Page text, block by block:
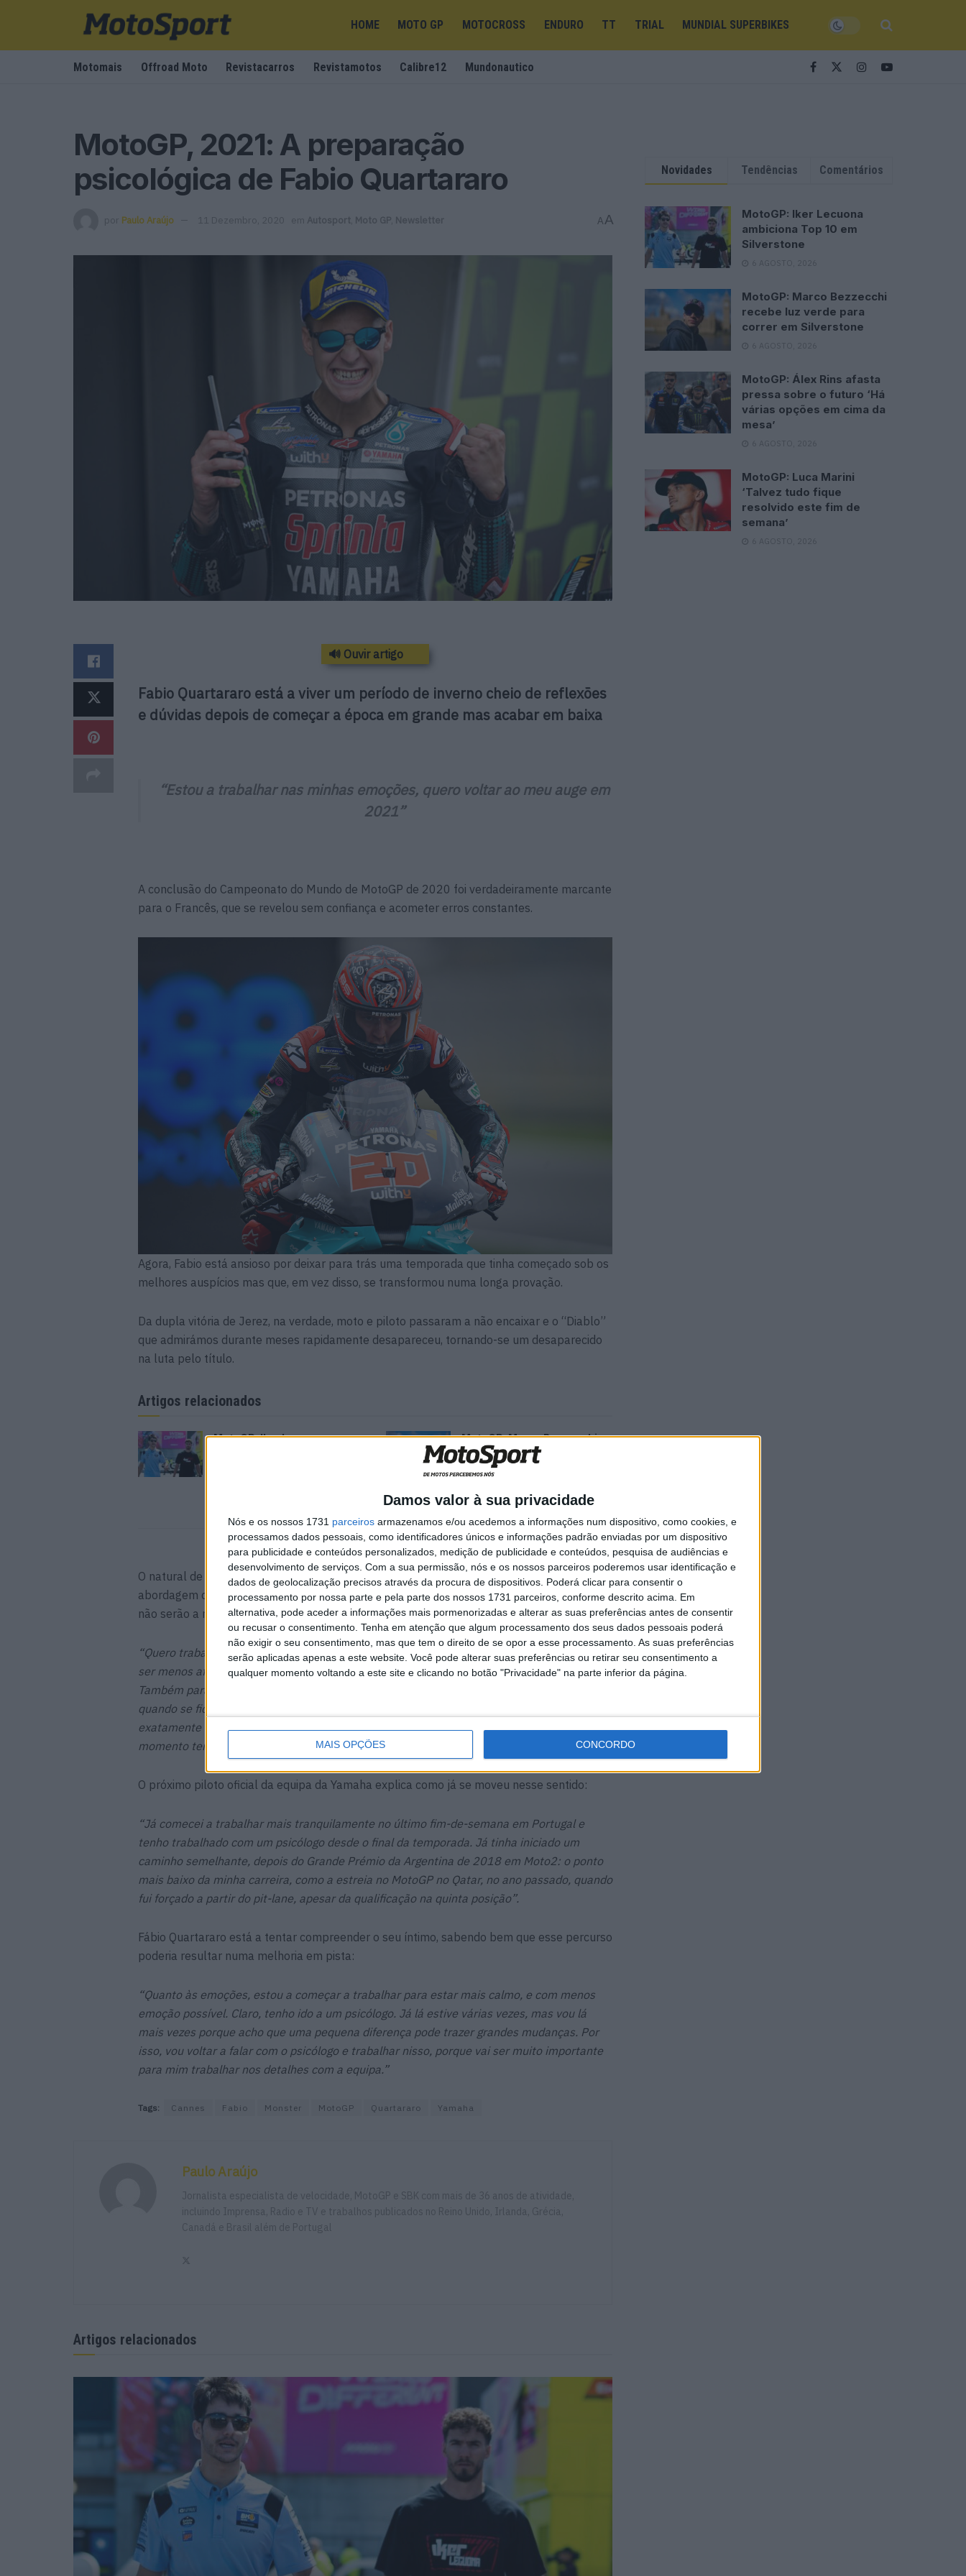
Damos valor à sua privacidade
Nós e os nossos 1731 parceiros armazenamos e/ou acedemos a informações num dispositivo, como cookies, e
processamos dados pessoais, como identificadores únicos e informações padrão enviadas por um dispositivo
para publicidade e conteúdos personalizados, medição de publicidade e conteúdos, pesquisa de audiências e
desenvolvimento de serviços. Com a sua permissão, nós e os nossos parceiros poderemos usar identificação e
dados de geolocalização precisos através da procura de dispositivos. Poderá clicar para consentir o
processamento por nossa parte e pela parte dos nossos 1731 parceiros, conforme descrito acima. Em
alternativa, pode aceder a informações mais pormenorizadas e alterar as suas preferências antes de consentir
ou recusar o consentimento. Tenha em atenção que algum processamento dos seus dados pessoais poderá
não exigir o seu consentimento, mas que tem o direito de se opor a esse processamento. As suas preferências
serão aplicadas apenas a este website. Você pode alterar suas preferências ou retirar seu consentimento a
qualquer momento voltando a este site e clicando no botão "Privacidade" na parte inferior da página.
MAIS OPÇÕES CONCORDO
HOME MOTO GP MOTOCROSS ENDURO TT TRIAL MUNDIAL SUPERBIKES
Motomais Offroad Moto Revistacarros Revistamotos Calibre12 Mundonautico
MotoGP, 2021: A preparação
psicológica de Fabio Quartararo
por Paulo Araújo 11 Dezembro, 2020 em Autosport Moto GP Newsletter AA
🔊 Ouvir artigo
Fabio Quartararo está a viver um período de inverno cheio de reflexões
e dúvidas depois de começar a época em grande mas acabar em baixa
“Estou a trabalhar nas minhas emoções, quero voltar ao meu auge em
2021”
A conclusão do Campeonato do Mundo de MotoGP de 2020 foi verdadeiramente marcante
para o Francês, que se revelou sem confiança e acometer erros constantes.
Agora, Fabio está ansioso por deixar para trás uma temporada que tinha começado sob os
melhores auspícios mas que, em vez disso, se transformou numa longa provação.
Da dupla vitória de Jerez, na verdade, moto e piloto passaram a não encaixar e o “Diablo”
que admirámos durante meses rapidamente desapareceu, tornando-se um desaparecido
na luta pelo título.
Artigos relacionados
MotoGP: Iker Lecuona
MotoGP: Marco Bezzecchi
recebe luz verde para correr
em Silverstone
O natural de Nice quer mudar de atitude tendo em vista 2021, e está a tentar uma
abordagem diferente para suavizar os seus problemas que, como é sabido, certamente
não serão a nível técnico ou de condução:
“Quero trabalhar na parte emocional, na moto, na boxe e no exterior, simplesmente para
ser menos afetado pela emoção. Acho que será muito importante para o próximo ano.
Também para dar melhor feedback ao meu mecânico principal, aos engenheiros, porque
quando se fica sobrecarregado com emoção, diz-se que a mota não funciona e não se sabe
exatamente qual é o problema. Por isso, acho que isto vai ser muito importante, neste
momento tenho de trabalhar nisso.”
O próximo piloto oficial da equipa da Yamaha explica como já se moveu nesse sentido:
“Já comecei a trabalhar mais tranquilamente no último fim-de-semana em Portugal e
tenho trabalhado com um psicólogo desde o final da temporada. Já tinha iniciado um
caminho semelhante, depois do Grande Prémio da Argentina de 2018 em Moto2: o ponto
mais baixo da minha carreira, como a estreia no MotoGP no Qatar, no ano passado, quando
fui forçado a partir do pit-lane, apesar da qualificação na quinta posição”.
Fábio Quartararo está a tentar compreender o seu íntimo, sabendo bem que esse percurso
poderia resultar numa melhoria em pista:
“Quanto às emoções, estou a começar a trabalhar para estar mais calmo, e com menos
emoção possível. Claro, tenho ido a um psicólogo. Já lá estive várias vezes, mas vou lá
mais vezes porque acho que uma pequena diferença pode trazer grandes mudanças. Por
isso, vou voltar a falar com o psicólogo e trabalhar nisso, porque vai ser muito importante
para mim trabalhar nos detalhes com a equipa.”
Tags: Cannes Fabio Monster MotoGP Quartararo Yamaha
Paulo Araújo
Jornalista especialista de velocidade, MotoGP e SBK com mais de 36 anos de atividade,
incluindo Imprensa, Radio e TV e trabalhos publicados no Reino Unido, Irlanda, Grécia,
Canadá e Brasil além de Portugal
Artigos relacionados
Novidades Tendências Comentários
MotoGP: Iker Lecuona
ambiciona Top 10 em
Silverstone
6 AGOSTO, 2026
MotoGP: Marco Bezzecchi
recebe luz verde para
correr em Silverstone
6 AGOSTO, 2026
MotoGP: Álex Rins afasta
pressa sobre o futuro ‘Há
várias opções em cima da
mesa’
6 AGOSTO, 2026
MotoGP: Luca Marini
‘Talvez tudo fique
resolvido este fim de
semana’
6 AGOSTO, 2026